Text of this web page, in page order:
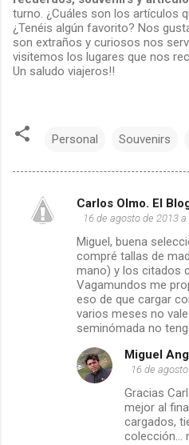
turno. ¿Cuáles son los artículos
¿Tenéis algún favorito? Nos
son extraños y curiosos nos
visitemos los lugares que nos
Un saludo viajeros!!
Personal Souvenirs
C
Carlos Olmo. El
16 de agosto de 2013
Miguel, buena
compré tallas de
mano) y los citados
Vagamundos me
eso de que cargar
varios meses no
seminómada no
Miguel
16 de
Gracias
mejor al
cargados,
colección...